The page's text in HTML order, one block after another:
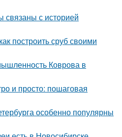
с историей
построить сруб своими
Коврова в
и просто: пошаговая
особенно популярны